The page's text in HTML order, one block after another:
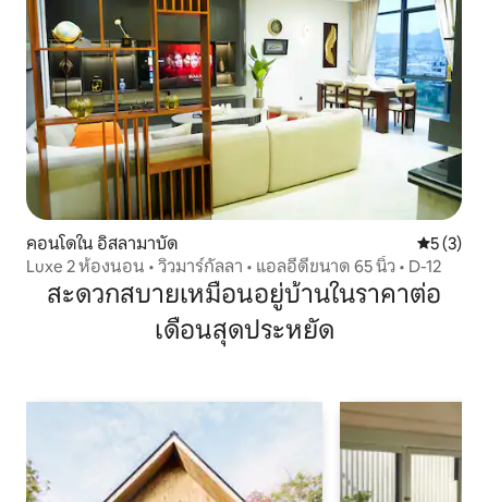
คอนโดใน อิสลามาบัด คะแนนเฉ
5 (3)
Luxe 2 ห้องนอน • วิวมาร์กัลลา • แอลอีดีขนาด 65 นิ้ว • D-12
สะดวกสบายเหมือนอยู่บ้านในราคาต่อ
เดือนสุดประหยัด